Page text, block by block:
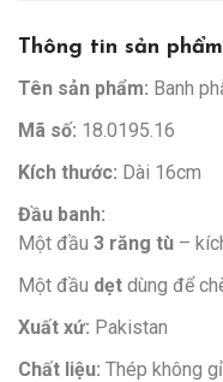
Thông tin sản phẩm
Tên sản phẩm: Banh
Mã số: 18.0195.16
Kích thước: Dài 16cm
Đầu banh:
Một đầu 3 răng tù –
Một đầu dẹt dùng để
Xuất xứ: Pakistan
Chất liệu: Thép không